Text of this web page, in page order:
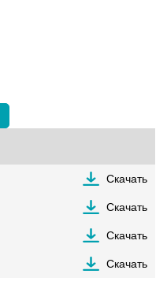
Скачать
Скачать
Скачать
Скачать